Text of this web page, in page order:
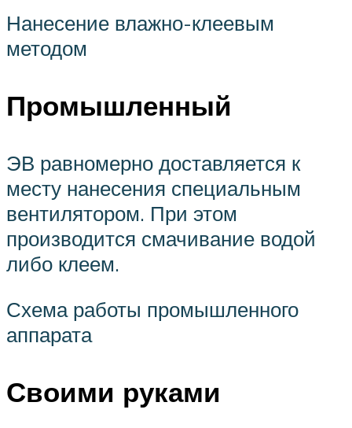
Нанесение влажно-клеевым
методом
Промышленный
ЭВ равномерно доставляется к
месту нанесения специальным
вентилятором. При этом
производится смачивание водой
либо клеем.
Схема работы промышленного
аппарата
Своими руками